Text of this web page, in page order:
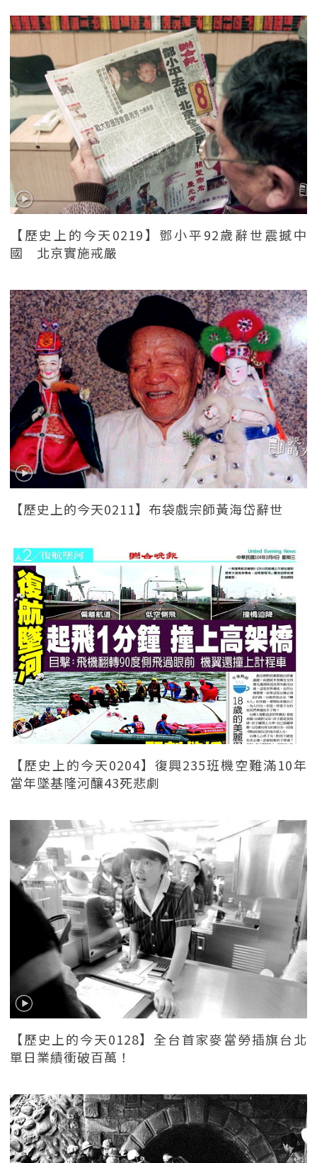
【歷史上的今天0219】鄧小平92歲辭世震撼中
國 北京實施戒嚴
【歷史上的今天0211】布袋戲宗師黃海岱辭世
【歷史上的今天0204】復興235班機空難滿10年
當年墜基隆河釀43死悲劇
【歷史上的今天0128】全台首家麥當勞插旗台北
單日業績衝破百萬！